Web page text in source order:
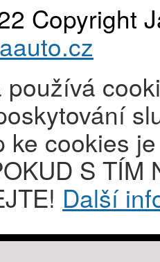
Copyright
používá
ke cookies
S TÍM
Další